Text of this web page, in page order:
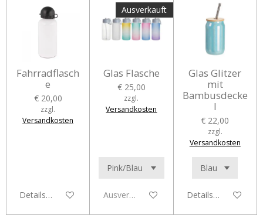
Fahrradflasch
e
€ 20,00
zzgl.
Versandkosten
Details anzeigen
Ausverkauft
Glas Flasche
€ 25,00
zzgl.
Versandkosten
Ausverkauft
Glas Glitzer
mit
Bambusdecke
l
€ 22,00
zzgl.
Versandkosten
Details anzeigen